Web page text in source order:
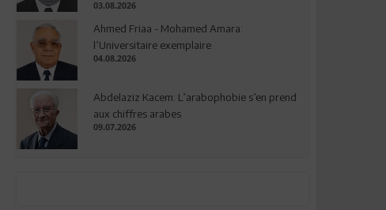
03.08.2026
Ahmed Friaa - Mohamed Amara:
l’Universitaire exemplaire
04.08.2026
Abdelaziz Kacem: L’arabophobie s’en prend
aux chiffres arabes
09.07.2026